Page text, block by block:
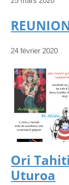
24 février 2020
Ori
Uturoa